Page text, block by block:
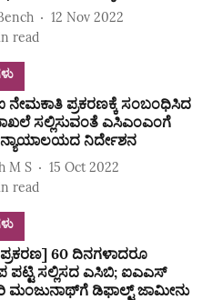
12 Nov 2022
read
ಪ್ರಕರಣಕ್ಕೆ ಸಂಬಂಧಿಸಿದ
ಸಲ್ಲಿಸುವಂತೆ ಎಸಿಎಂಎಂಗೆ
ನಿರ್ದೇಶನ
M S
15 Oct 2022
read
60 ದಿನಗಳಾದರೂ
ಸಲ್ಲಿಸದ ಎಸಿಬಿ; ಐಎಎಸ್‌
ಮಂಜುನಾಥ್‌ಗೆ ಡಿಫಾಲ್ಟ್‌ ಜಾಮೀನು